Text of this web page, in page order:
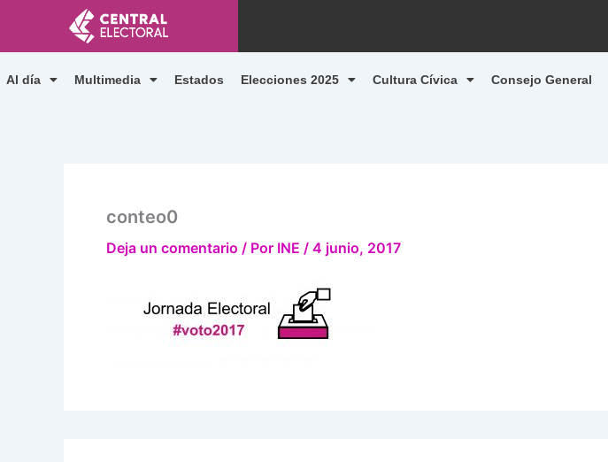
contenido
Al día Multimedia Estados Elecciones 2025 Cultura Cívica Consejo General
conteo0
Deja un comentario / Por INE / 4 junio, 2017